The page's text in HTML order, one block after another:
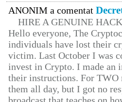
ANONIM a comentat
HIRE A GENUINE
Hello everyone, The
individuals have lost their
victim. Last October I was
invest in Crypto. I made
their instructions. For TWO
them all day, but I got no